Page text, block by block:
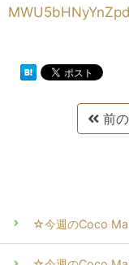
前
☆今週のCoco